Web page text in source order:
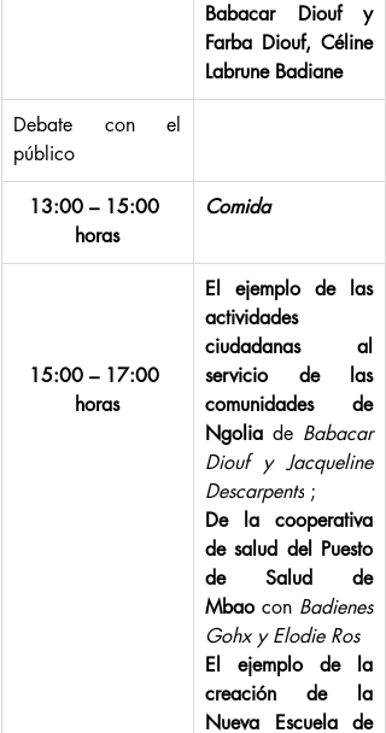
Babacar Diouf y
Farba Diouf, Céline
Labrune Badiane
Debate con el
público
13:00 – 15:00
horas
Comida
15:00 – 17:00
horas
El ejemplo de las
actividades
ciudadanas al
servicio de las
comunidades de
Ngolia de Babacar
Diouf y Jacqueline
Descarpents ;
De la cooperativa
de salud del Puesto
de Salud de
Mbao con Badienes
Gohx y Elodie Ros
El ejemplo de la
creación de la
Nueva Escuela de